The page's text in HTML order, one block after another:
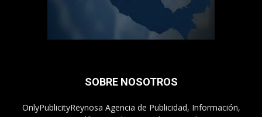
SOBRE NOSOTROS
OnlyPublicityReynosa Agencia de Publicidad, Información,